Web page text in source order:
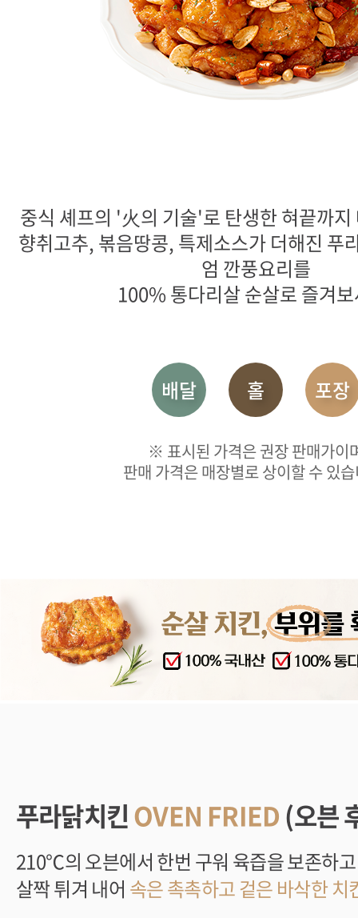
중식 셰프의 '火의 기술'로 탄생한 혀끝까
향취고추, 볶음땅콩, 특제소스가 더해진 푸
엄 깐풍요리를
100% 통다리살 순살로 즐겨
배달 홀 포장
※ 표시된 가격은 권장 판매가이
판매 가격은 매장별로 상이할 수 있
푸라닭치킨OVEN FRIED(오븐
210℃의 오븐에서 한번 구워 육즙을 보존하
살짝 튀겨 내어 속은 촉촉하고 겉은 바삭한 치